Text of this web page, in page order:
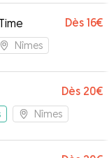
Dès 16€
Nîmes
Dès 20€
Nîmes